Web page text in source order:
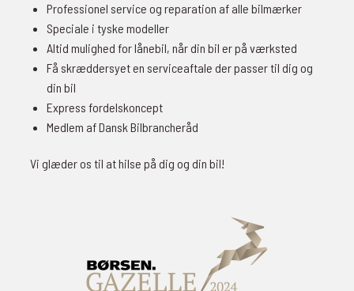
Professionel service og reparation af alle bilmærker
Speciale i tyske modeller
Altid mulighed for lånebil, når din bil er på værksted
Få skræddersyet en serviceaftale der passer til dig og
din bil
Express fordelskoncept
Medlem af Dansk Bilbrancheråd
Vi glæder os til at hilse på dig og din bil!